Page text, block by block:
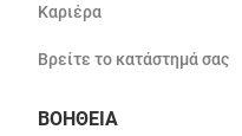
Καριέρα
Βρείτε το κατάστημά σας
ΒΟΗΘΕΙΑ